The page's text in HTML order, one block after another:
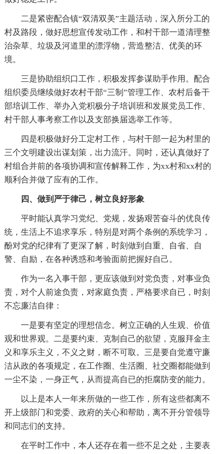
二是紧密配合镇“双清双美”主题活动，深入所分工的
村及路段，做好思想宣传发动工作，和村干部一道清理整
治杂草、垃圾及河道里的漂浮物，营造整洁、优美的环
境。
三是协助组织口工作，积极发挥参谋助手作用。配合
组织委员继续做好农村干部“三制”管理工作、农村后备干
部培训工作、举办入党积极分子培训班和发展党员工作、
村干部人事考察工作以及支部换届选举工作等。
四是积极做好分工定村工作，与村干部一起为村里的
三个文明建设出谋划策，出力流汗。同时，还认真做好了
村组合并前的各项协调和宣传解释工作，为xx村和xx村的
顺利合并做了应有的工作。
四、做到严于律己，树立良好形象
平时能认真学习党纪、党规，发扬艰苦奋斗的优良传
统，生活上不追求享乐，特别是对两个条例的系统学习，
酚对党的纪律有了更深了解，时刻做到自重、自省、自
警、自励，在各种诱惑和考验面前把握好自己。
作为一名入事干部，更应该做到对党负责，对事业负
责，对个人前途负责，对家庭负责，严格要求自已，时刻
不忘廉洁自律：
一是要有坚定的理想信念。树立正确的人生观、价值
观和世界观。二是要约束、克制自己的欲望，克服拜金主
义和享乐主义，不义之财，断不可取。三是要自觉遵守廉
洁从政的各项规定，在工作圈、生活圈、社交圈都能做到
一尘不染，一身正气，从而提高自已的拒腐防变的能力。
以上是本人一年来所做的一些工作，所有这些都离不
开上级部门和党委、政府的关心和帮助，离不开分管领导
和同志们的支持。
在平时工作中，本人还存在着一些不足之处，主要表